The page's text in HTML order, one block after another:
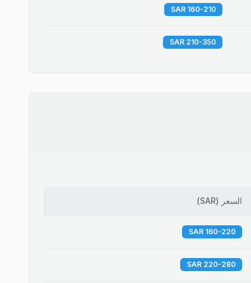
160-210 SAR
210-350 SAR
السعر (
SAR
)
160-220 SAR
220-280 SAR